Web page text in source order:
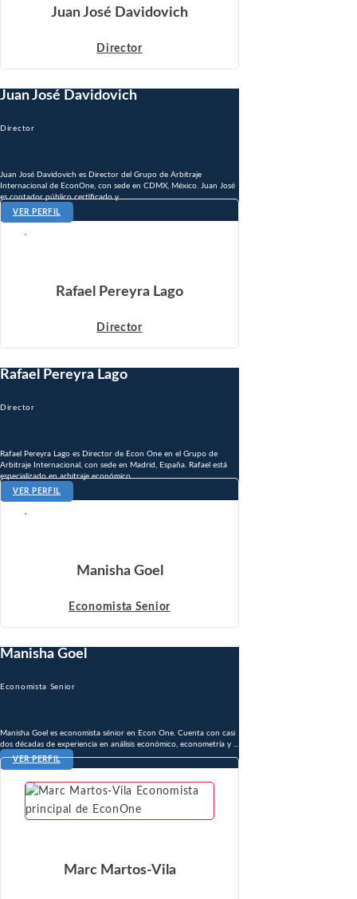
Juan José Davidovich
Director
Juan José Davidovich
Director
Juan José Davidovich es Director del Grupo de Arbitraje
Internacional de EconOne, con sede en CDMX, México. Juan José
es contador público certificado y...
VER PERFIL
Rafael Pereyra Lago
Director
Rafael Pereyra Lago
Director
Rafael Pereyra Lago es Director de Econ One en el Grupo de
Arbitraje Internacional, con sede en Madrid, España. Rafael está
especializado en arbitraje económico...
VER PERFIL
Manisha Goel
Economista Senior
Manisha Goel
Economista Senior
Manisha Goel es economista sénior en Econ One. Cuenta con casi
dos décadas de experiencia en análisis económico, econometría y ...
VER PERFIL
Marc Martos-Vila